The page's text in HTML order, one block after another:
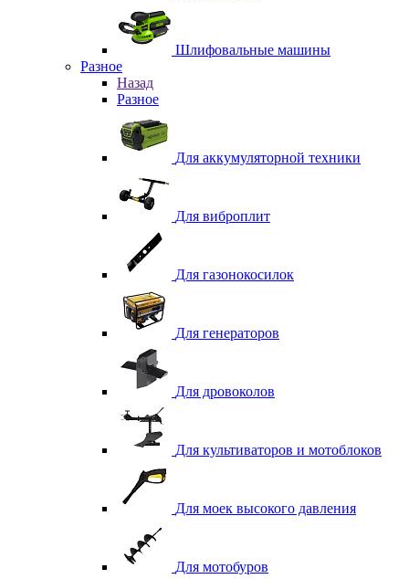
Шлифовальные машины
Разное
Назад
Разное
Для аккумуляторной техники
Для виброплит
Для газонокосилок
Для генераторов
Для дровоколов
Для культиваторов и мотоблоков
Для моек высокого давления
Для мотобуров